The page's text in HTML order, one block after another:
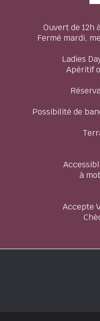
Ouvert de 12h
Fermé mardi,
Ladies
Apéritif
Possibilité de
à
Accepte